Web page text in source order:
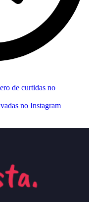
de curtidas no
no Instagram